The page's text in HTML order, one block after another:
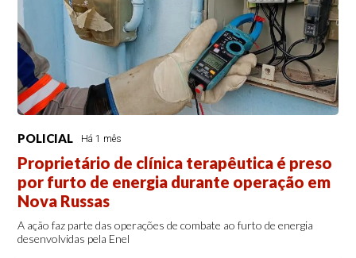
POLICIAL Há 1 mês
Proprietário de clínica terapêutica é preso
por furto de energia durante operação em
Nova Russas
A ação faz parte das operações de combate ao furto de energia
desenvolvidas pela Enel